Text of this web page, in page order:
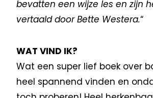
bevatten een wijze les en zijn
vertaald door Bette Westera.“
WAT VIND IK?
Wat een super lief boek over
heel spannend vinden en